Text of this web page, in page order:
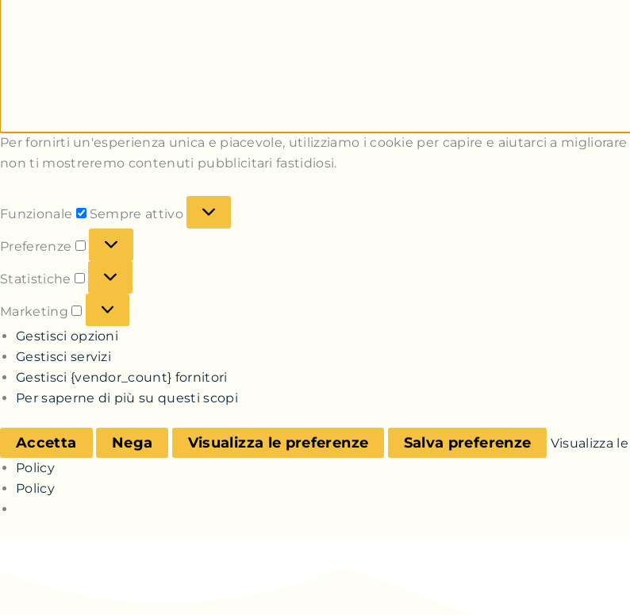
Per fornirti un'esperienza unica e piacevole, utilizziamo i cookie per capire e aiutarci a
non ti mostreremo contenuti pubblicitari fastidiosi.
Funzionale Sempre attivo
Preferenze
Statistiche
Marketing
Gestisci opzioni
Gestisci servizi
Gestisci {vendor_count} fornitori
Per saperne di più su questi scopi
Accetta Nega Visualizza le preferenze Salva preferenze
Visualizza
Policy
Policy